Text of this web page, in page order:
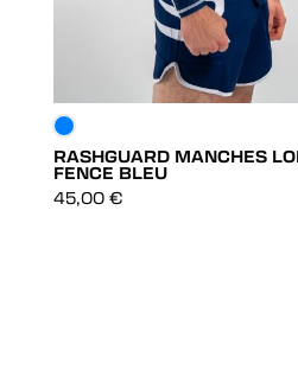
RASHGUARD MANCHES
FENCE BLEU
45,00 €